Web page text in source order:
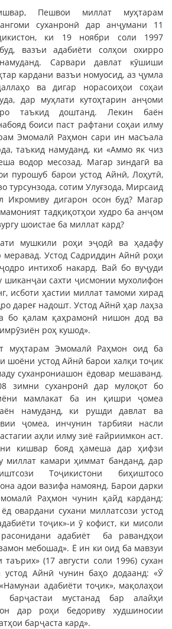
Пешвои миллат муҳтарам
суханронӣ дар анҷумани 11
ки 19 ноябри соли 1997
вазъи адабиёти солҳои охирро
Сарвари давлат кӯшиши
кардани вазъи номуосид, аз ҷумла
ва дигар норасоиҳои соҳаи
дар муҳлати кутоҳтарин анҷоми
таъкид доштанд. Лекин баён
боиси паст рафтани соҳаи илму
Эмомалӣ Раҳмон сари ин масъала
таъкид намуданд, ки «Аммо як чиз
водор месозад. Магар зиндагӣ ва
пурошуб барои устод Айнӣ, Лоҳутӣ,
турсунзода, сотим Улуғзода, Мирсаид
Икромиву дигарон осон буд? Магар
тадқиқотҳои худро ба анҷом
шоистае ба миллат кард?
мушкили роҳи эҷодӣ ва ҳадафу
меравад. Устод Садриддин Айнӣ роҳи
интихоб накард. Вай бо вуҷуди
шиканҷаи сахти ҷисмонии мухолифон
исботи ҳастии миллат тамоми хирад
дареғ надошт. Устод Айнӣ ҳар лаҳза
бо қалам қаҳрамонӣ нишон дод ва
роҳ кушод».
муҳтарам Эмомалӣ Раҳмон оид ба
шоёни устод Айнӣ барои халқи тоҷик
суханрониашон ёдовар мешаванд.
зимни суханронӣ дар мулоқот бо
мамлакат ба ин қишри ҷомеа
намуданд, ки рушди давлат ва
ҷомеа, инчунин тарбияи насли
аҳли илму зиё ғайриимкон аст.
кишвар бояд ҳамеша дар ҳифзи
миллат камари ҳиммат банданд, дар
Тоҷикистони биҳиштосо
адои вазифа намоянд. Барои дарки
Раҳмон чунин қайд карданд:
овардани сухани миллатсози устод
тоҷик»-и ӯ кофист, ки мисоли
адабиёт ба равандҳои
мебошад». Ё ин ки оид ба мавзуи
(17 августи соли 1996) сухан
устод Айнӣ чунин баҳо додаанд: «Ӯ
адабиёти тоҷик», мақолаҳои
мустанад бар алайҳи
дар роҳи бедориву худшиносии
барҷаста кард».